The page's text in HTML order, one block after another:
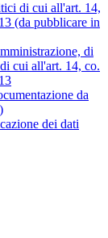
di cui all'art. 14,
(da pubblicare in
di
cui all'art. 14, co.
da
dei dati